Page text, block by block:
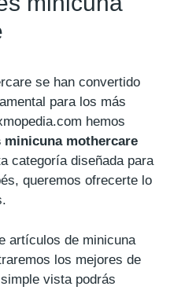
se han convertido
para los más
hemos
minicuna mothercare
categoría diseñada para
queremos ofrecerte lo
artículos de minicuna
los mejores de
vista podrás